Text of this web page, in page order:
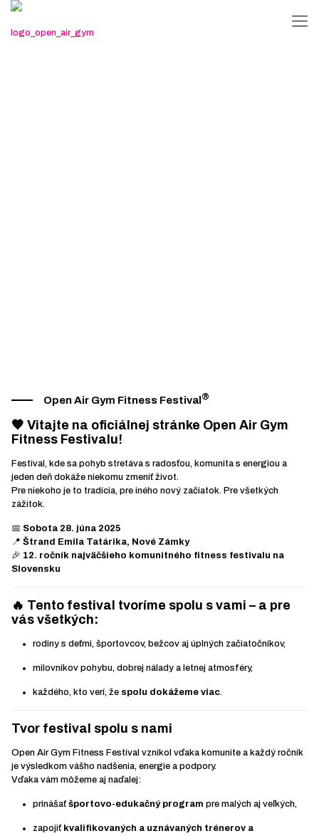
Open Air Gym Fitness Festival ®
🧡 Vitajte na oficiálnej stránke Open Air Gym
Fitness Festivalu!
Festival, kde sa pohyb stretáva s radosťou, komunita s energiou a
jeden deň dokáže niekomu zmeniť život.
Pre niekoho je to tradícia, pre iného nový začiatok. Pre všetkých
zážitok.
📅 Sobota 28. júna 2025
📍 Štrand Emila Tatárika, Nové Zámky
🎉 12. ročník najväčšieho komunitného fitness festivalu na
Slovensku
🔥 Tento festival tvoríme spolu s vami – a pre
vás všetkých:
rodiny s deťmi, športovcov, bežcov aj úplných začiatočníkov,
milovníkov pohybu, dobrej nálady a letnej atmosféry,
každého, kto verí, že spolu dokážeme viac.
Tvor festival spolu s nami
Open Air Gym Fitness Festival vznikol vďaka komunite a každý ročník
je výsledkom vášho nadšenia, energie a podpory.
Vďaka vám môžeme aj naďalej:
prinášať športovo-edukačný program pre malých aj veľkých,
zapojiť kvalifikovaných a uznávaných trénerov a